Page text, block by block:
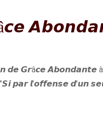
𝙂𝙧â𝙘𝙚 𝘼𝙗𝙤𝙣𝙙𝙖𝙣𝙩𝙚 à
𝙥𝙖𝙧 𝙡'𝙤𝙛𝙛𝙚𝙣𝙨𝙚 𝙙'𝙪𝙣